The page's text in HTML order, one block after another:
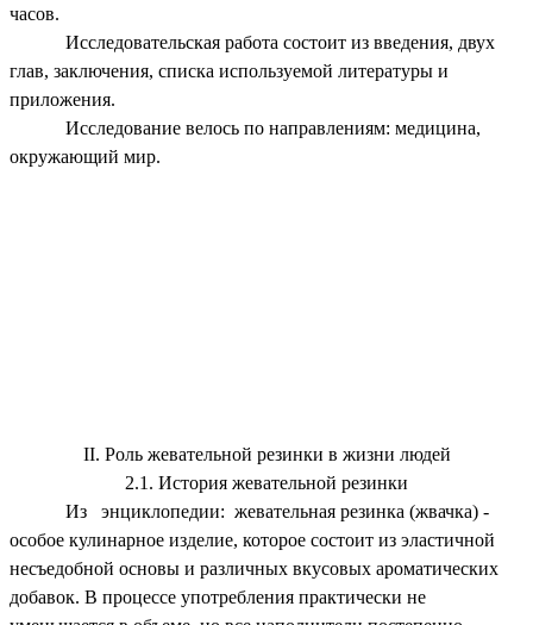
часов.
Исследовательская работа состоит из введения, двух
глав, заключения, списка используемой литературы и
приложения.
Исследование велось по направлениям: медицина,
окружающий мир.
II. Роль жевательной резинки в жизни людей
2.1. История жевательной резинки
Из энциклопедии: жевательная резинка (жвачка) -
особое кулинарное изделие, которое состоит из эластичной
несъедобной основы и различных вкусовых ароматических
добавок. В процессе употребления практически не